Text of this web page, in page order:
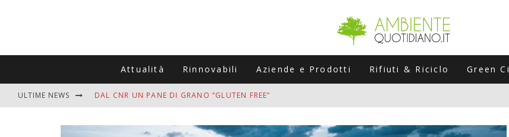
Attualità Rinnovabili Aziende e Prodotti Rifiuti & Riciclo Green
ULTIME NEWS DAL CNR UN PANE DI GRANO “GLUTEN FREE”